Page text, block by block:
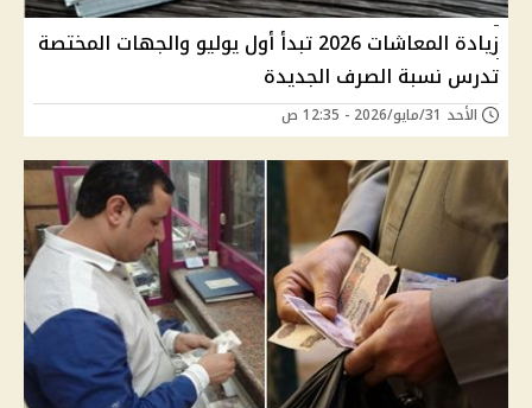
زيادة المعاشات 2026 تبدأ أول يوليو والجهات المختصة
تدرس نسبة الصرف الجديدة
الأحد 31/مايو/2026 - 12:35 ص